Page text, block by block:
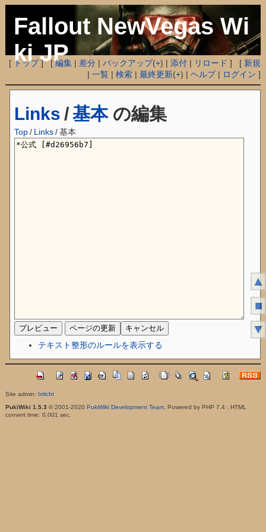
Fallout NewVegas Wi
ki JP
[ トップ] [編集 | 差分 |バックアップ(+) |添付 | リロード ] [ 新規
|一覧 |検索 |最終更新(+) |ヘルプ| ログイン ]
Links /基本の編集
Top / Links/基本
テキスト整形のルールを表示する
Site admin: Irrlicht
PukiWiki 1.5.3 © 2001-2020 PukiWiki Development Team. Powered by PHP 7.4 : HTML
convert time: 0.001 sec.
▲
■
▼